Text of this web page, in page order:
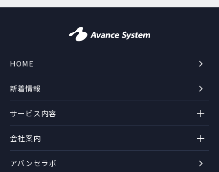
HOME
サービス内容
会社案内
アバンセラボ
新着情報